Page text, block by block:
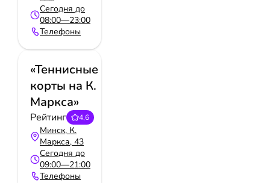
Сегодня до
08:00—23:00
Телефоны
«Теннисные
корты на К.
Маркса»
Рейтинг 4,6
Минск, К.
Маркса, 43
Сегодня до
09:00—21:00
Телефоны